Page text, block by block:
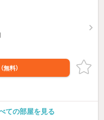
（無料）
ての部屋を見る